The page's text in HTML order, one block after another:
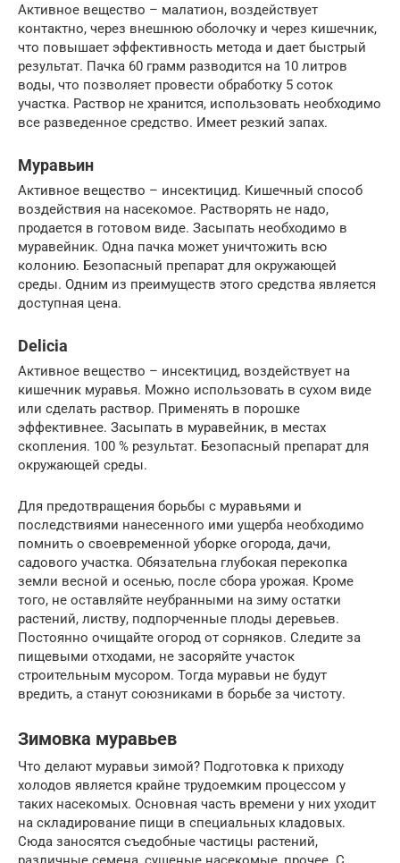
Активное вещество – малатион, воздействует
контактно, через внешнюю оболочку и через кишечник,
что повышает эффективность метода и дает быстрый
результат. Пачка 60 грамм разводится на 10 литров
воды, что позволяет провести обработку 5 соток
участка. Раствор не хранится, использовать необходимо
все разведенное средство. Имеет резкий запах.
Муравьин
Активное вещество – инсектицид. Кишечный способ
воздействия на насекомое. Растворять не надо,
продается в готовом виде. Засыпать необходимо в
муравейник. Одна пачка может уничтожить всю
колонию. Безопасный препарат для окружающей
среды. Одним из преимуществ этого средства является
доступная цена.
Delicia
Активное вещество – инсектицид, воздействует на
кишечник муравья. Можно использовать в сухом виде
или сделать раствор. Применять в порошке
эффективнее. Засыпать в муравейник, в местах
скопления. 100 % результат. Безопасный препарат для
окружающей среды.
Для предотвращения борьбы с муравьями и
последствиями нанесенного ими ущерба необходимо
помнить о своевременной уборке огорода, дачи,
садового участка. Обязательна глубокая перекопка
земли весной и осенью, после сбора урожая. Кроме
того, не оставляйте неубранными на зиму остатки
растений, листву, подпорченные плоды деревьев.
Постоянно очищайте огород от сорняков. Следите за
пищевыми отходами, не засоряйте участок
строительным мусором. Тогда муравьи не будут
вредить, а станут союзниками в борьбе за чистоту.
Зимовка муравьев
Что делают муравьи зимой? Подготовка к приходу
холодов является крайне трудоемким процессом у
таких насекомых. Основная часть времени у них уходит
на складирование пищи в специальных кладовых.
Сюда заносятся съедобные частицы растений,